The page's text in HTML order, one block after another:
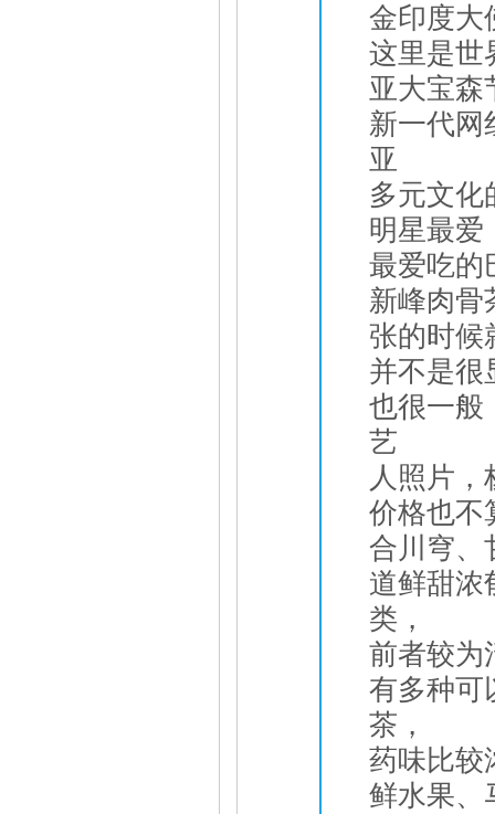
金印度大
这里是世
亚大宝森
新一代网
亚
多元文化
明星最爱
最爱吃的
新峰肉骨
张的时候
并不是很
也很一般
艺
人照片
价格也不
合川穹、
道鲜甜浓
类，
前者较为
有多种可
茶，
药味比较
鲜水果、